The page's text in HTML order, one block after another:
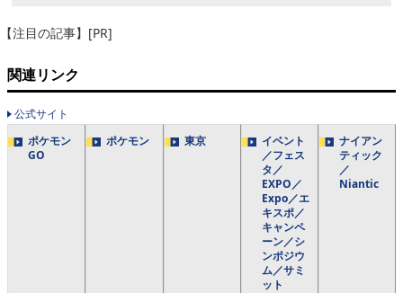
【注目の記事】[PR]
関連リンク
公式サイト
ポケモン
GO
ポケモン 東京
イベント
／フェス
タ／
EXPO／
Expo／エ
キスポ／
キャンペ
ーン／シ
ンポジウ
ム／サミ
ット
ナイアン
ティック
／
Niantic